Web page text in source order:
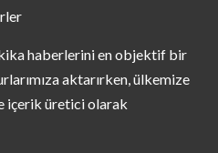
haberlerini en objektif bir
aktarırken, ülkemize
içerik üretici olarak